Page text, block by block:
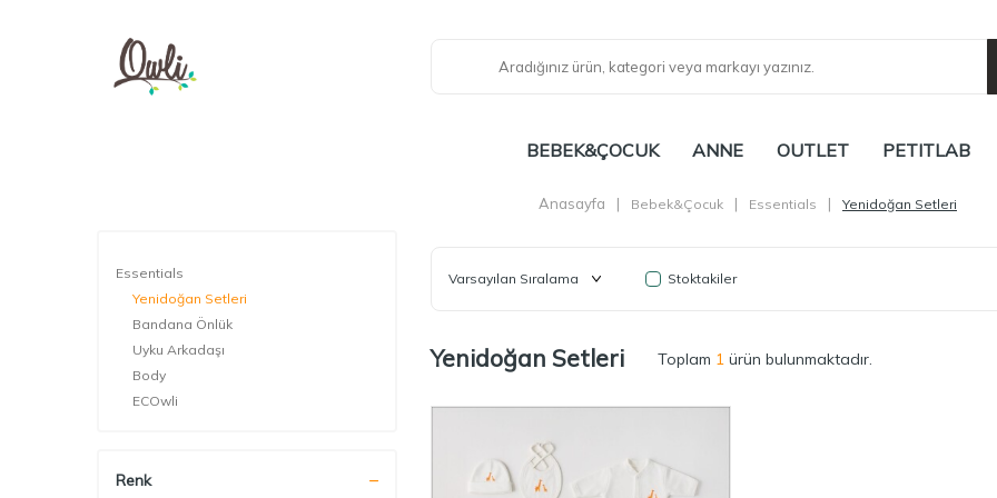
BEBEK&ÇOCUK ANNE OUTLET PETITLAB
Anasayfa | Bebek&Çocuk | Essentials | Yenidoğan Setleri
Essentials
Yenidoğan Setleri
Bandana Önlük
Uyku Arkadaşı
Body
ECOwli
Renk
Stoktakiler
Yenidoğan Setleri Toplam 1 ürün bulunmaktadır.